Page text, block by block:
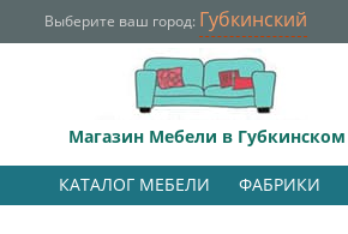
Выберите ваш город: Губкинский
Магазин Мебели в Губкинском
КАТАЛОГ МЕБЕЛИ ФАБРИКИ